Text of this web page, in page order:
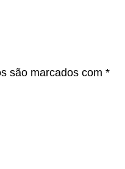
são marcados com *